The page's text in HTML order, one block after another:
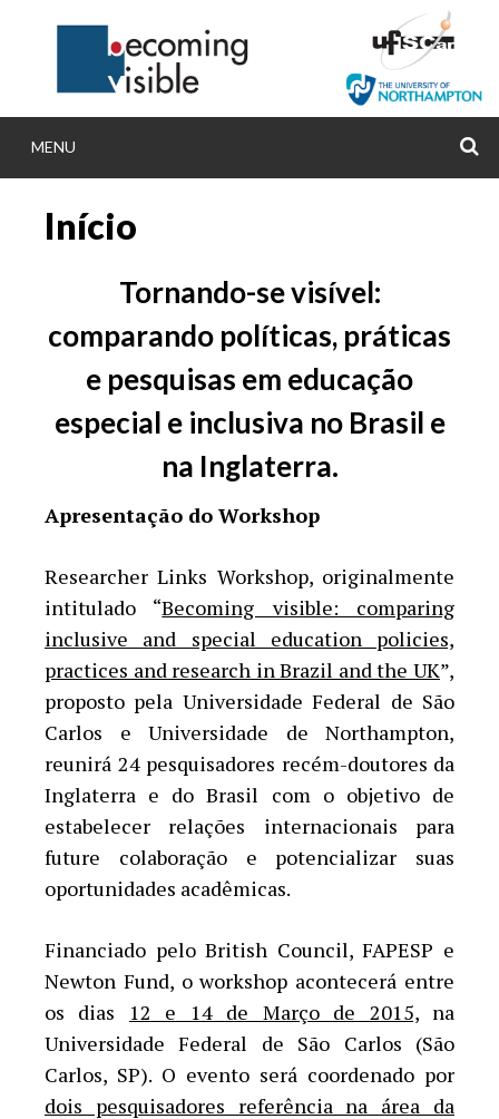
policies, practices and research in Brazil
MENU
Início
Tornando-se visível:
comparando políticas, práticas
e pesquisas em educação
especial e inclusiva no Brasil e
na Inglaterra.
Apresentação do Workshop
Researcher Links Workshop, originalmente
intitulado “Becoming visible: comparing
inclusive and special education policies,
practices and research in Brazil and the UK”,
proposto pela Universidade Federal de São
Carlos e Universidade de Northampton,
reunirá 24 pesquisadores recém-doutores da
Inglaterra e do Brasil com o objetivo de
estabelecer relações internacionais para
future colaboração e potencializar suas
oportunidades acadêmicas.
Financiado pelo British Council, FAPESP e
Newton Fund, o workshop acontecerá entre
os dias 12 e 14 de Março de 2015,na
Universidade Federal de São Carlos (São
Carlos, SP). O evento será coordenado por
dois pesquisadores referência na área da